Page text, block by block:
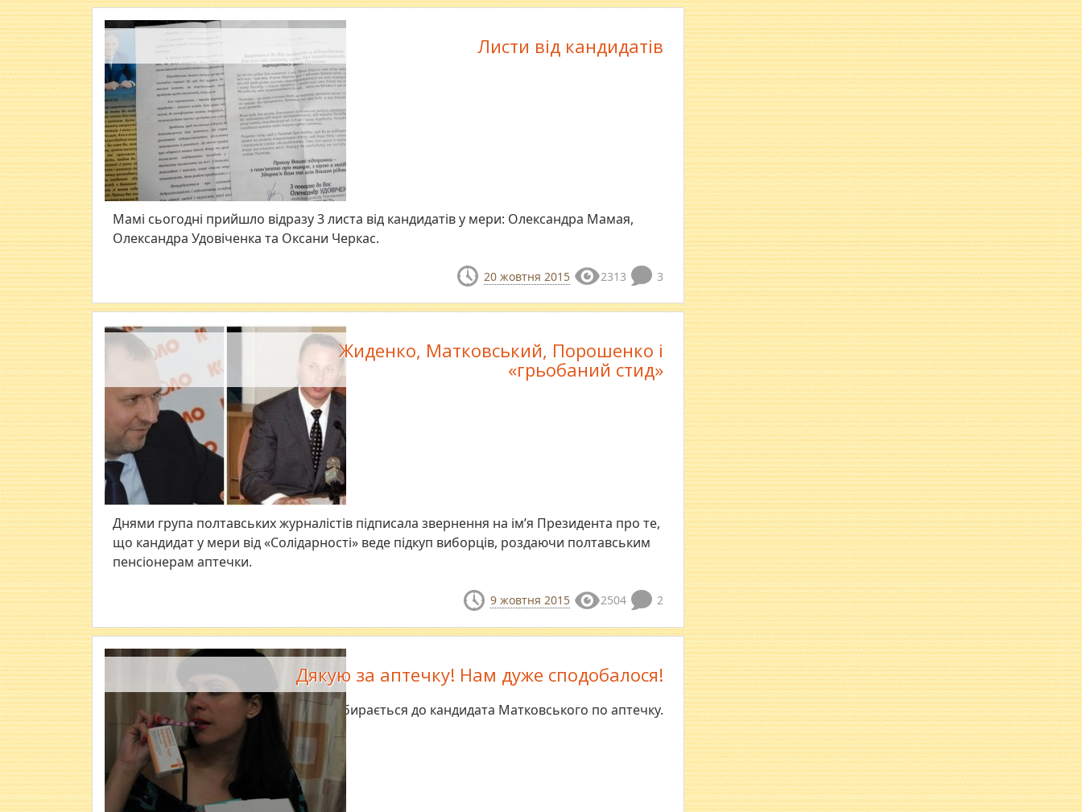
Листи від кандидатів
Мамі сьогодні прийшло відразу 3 листа від кандидатів у мери: Олександра Мамая,
Олександра Удовіченка та Оксани Черкас.
20 жовтня 2015 2313 3
Жиденко, Матковський, Порошенко і
«грьобаний стид»
Днями група полтавських журналістів підписала звернення на ім’я Президента про те,
що кандидат у мери від «Солідарності» веде підкуп виборців, роздаючи полтавським
пенсіонерам аптечки.
9 жовтня 2015 2504 2
Дякую за аптечку! Нам дуже сподобалося!
Мама збирається до кандидата Матковського по аптечку.